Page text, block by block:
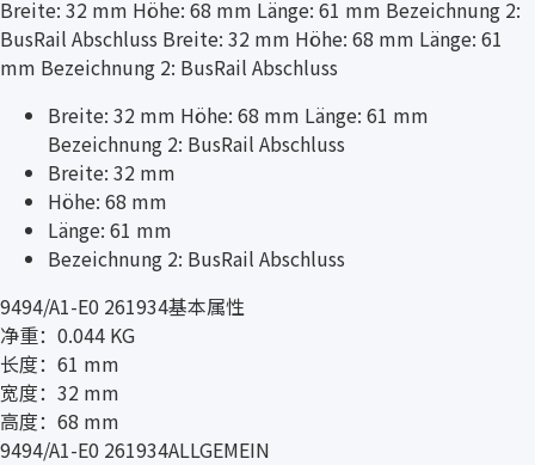
Breite: 32 mm Höhe: 68 mm Länge: 61 mm Bezeichnung 2:
BusRail Abschluss Breite: 32 mm Höhe: 68 mm Länge: 61
mm Bezeichnung 2: BusRail Abschluss
Breite: 32 mm Höhe: 68 mm Länge: 61 mm
Bezeichnung 2: BusRail Abschluss
Breite: 32 mm
Höhe: 68 mm
Länge: 61 mm
Bezeichnung 2: BusRail Abschluss
9494/A1-E0 261934基本属性
净重：0.044 KG
长度：61 mm
宽度：32 mm
高度：68 mm
9494/A1-E0 261934ALLGEMEIN